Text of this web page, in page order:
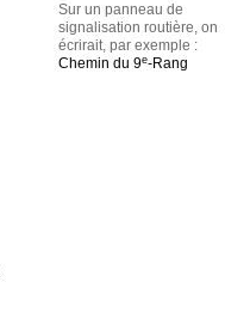
Sur un panneau de
signalisation routière, on
écrirait, par exemple :
Chemin du 9e-Rang